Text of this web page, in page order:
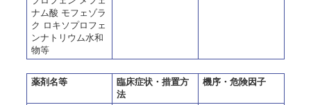
ナム酸 モフェゾラ
ク ロキソプロフェ
ンナトリウム水和
物等
薬剤名等
臨床症状・措置方
法
機序・危険因子